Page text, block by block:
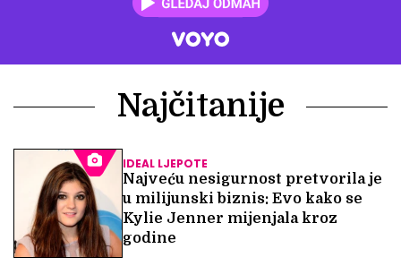
Najčitanije
IDEAL LJEPOTE
Najveću nesigurnost pretvorila je
u milijunski biznis: Evo kako se
Kylie Jenner mijenjala kroz
godine